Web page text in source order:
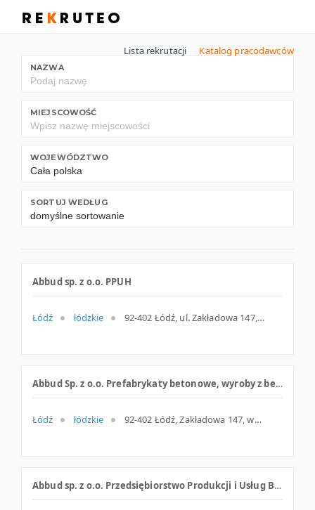
Lista rekrutacji Katalog pracodawców
NAZWA
MIEJSCOWOŚĆ
WOJEWÓDZTWO
SORTUJ WEDŁUG
Abbud sp. z o.o. PPUH
Łódź łódzkie 92-402 Łódź, ul. Zakładowa 147, łódzkie
Abbud Sp. z o.o. Prefabrykaty betonowe, wyroby z betonu
Łódź łódzkie 92-402 Łódź, Zakładowa 147, woj. Łódzkie, pow. Łódź, gm. Łódź
Abbud sp. z o.o. Przedsiębiorstwo Produkcji i Usług Budowlanych